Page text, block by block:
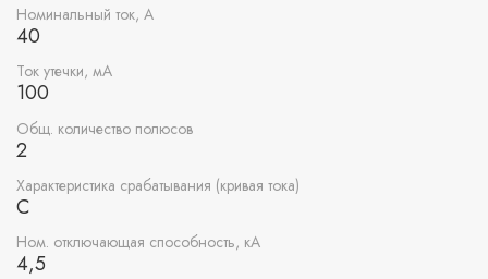
Номинальный ток, А
40
Ток утечки, мА
100
Общ. количество полюсов
2
Характеристика срабатывания (кривая тока)
C
Ном. отключающая способность, кА
4,5